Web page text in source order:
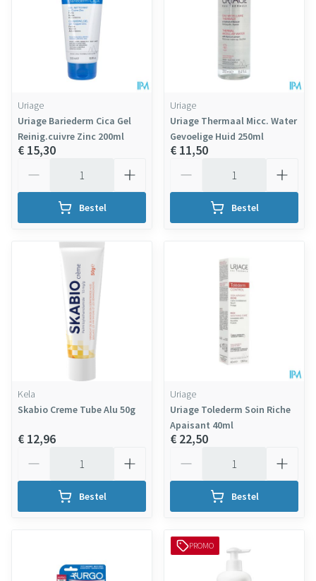
Uriage
Uriage Bariederm Cica Gel
Reinig.cuivre Zinc 200ml
€ 15,30
Bestel
Uriage
Uriage Thermaal Micc. Water
Gevoelige Huid 250ml
€ 11,50
Bestel
Kela
Skabio Creme Tube Alu 50g
€ 12,96
Bestel
Uriage
Uriage Tolederm Soin Riche
Apaisant 40ml
€ 22,50
Bestel
PROMO